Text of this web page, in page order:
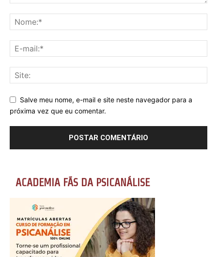
Salve meu nome, e-mail e site neste navegador para a
próxima vez que eu comentar.
ACADEMIA FÃS DA PSICANÁLISE